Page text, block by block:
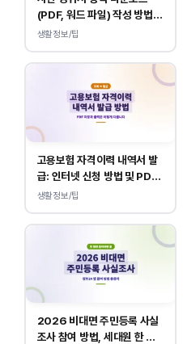
(PDF, 워드 파일) 작성 방법
및 예시
생활정보/팁
고용보험 자격이력 내역서 발
급: 인터넷 신청 방법 및 PDF
양식 출력
생활정보/팁
2026 비대면 주민등록 사실
조사 참여 방법, 세대원 한 명